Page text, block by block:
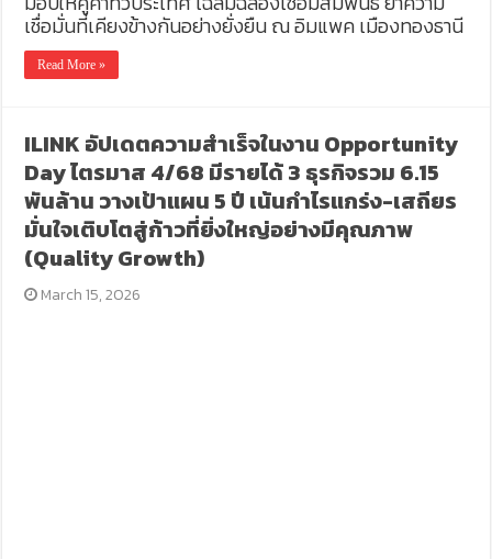
เชื่อมั่นที่เคียงข้างกันอย่างยั่งยืน ณ อิมแพค เมืองทองธานี
Read More »
ILINK อัปเดตความสำเร็จในงาน Opportunity
Day ไตรมาส 4/68 มีรายได้ 3 ธุรกิจรวม 6.15
พันล้าน วางเป้าแผน 5 ปี เน้นกำไรแกร่ง-เสถียร
มั่นใจเติบโตสู่ก้าวที่ยิ่งใหญ่อย่างมีคุณภาพ
(Quality Growth)
March 15, 2026